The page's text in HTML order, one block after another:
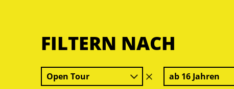
FILTERN NACH
Open Tour
Filter
löschen
ab 16 Jahren